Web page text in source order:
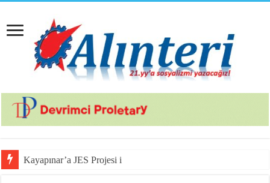
Kayapınar’a JES Projesi için Jandarma